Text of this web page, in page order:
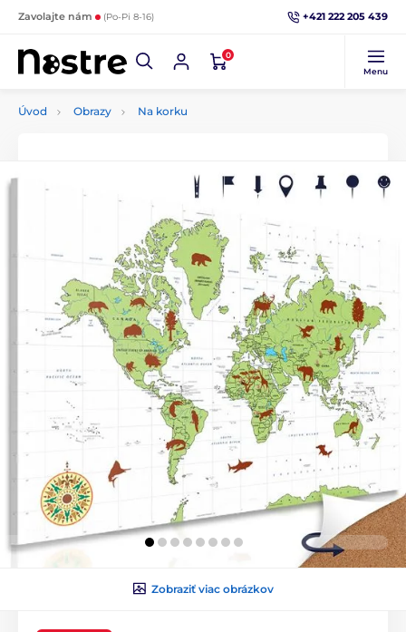
Zavolajte nám (Po-Pi 8-16) +421 222 205 439
0
Menu
Úvod Obrazy Na korku
Zobraziť viac obrázkov